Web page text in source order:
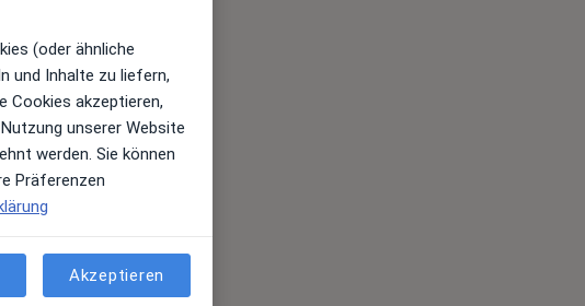
(oder ähnliche
und Inhalte zu liefern,
Cookies akzeptieren,
unserer Website
werden. Sie können
Präferenzen
Akzeptieren